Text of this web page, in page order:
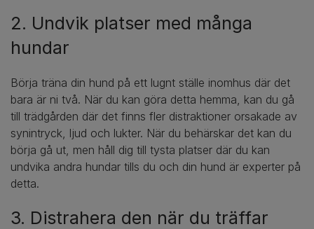
2. Undvik platser med många
hundar
Börja träna din hund på ett lugnt ställe inomhus där det
bara är ni två. När du kan göra detta hemma, kan du gå
till trädgården där det finns fler distraktioner orsakade av
synintryck, ljud och lukter. När du behärskar det kan du
börja gå ut, men håll dig till tysta platser där du kan
undvika andra hundar tills du och din hund är experter på
detta.
3. Distrahera den när du träffar